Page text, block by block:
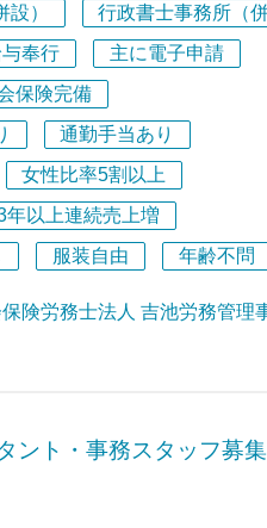
リのある「質問タイム」でし
社してしばらくはバディ制度
つでも質問・相談できる手厚
後は、集中して取り組む時間
めて解決できます。
ため固定の勤務時間でスター
の利用が可能になります。業
進めており、業務の効率化と
ながら、人間だからこそ提供
できる環境を目指しています
フのスキルアップに力を入
読（費用は事務所負担）が
決事例の共有等を積極的に行
ング組織である「一般財団法
る社会保険労務士を構成メン
事務所」を併設しています。
務士が7名、行政書士が3名
務状態は極めて安定していま
備や人事労務の法律相談（
仕事に慣れてきたら、その
時差出勤やテレワークなど柔
）
行政書士事務所（併
奉行
主に電子申請
保険完備
通勤手当あり
女性比率5割以上
年以上連続売上増
服装自由 年齢不問
険労務士法人 吉池労務管理
ント・事務スタッフ募集